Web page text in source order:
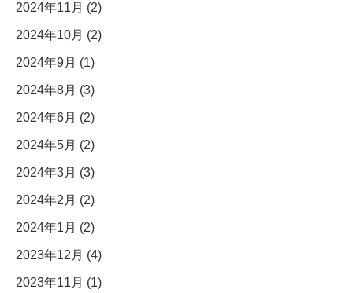
2024年11月 (2)
2024年10月 (2)
2024年9月 (1)
2024年8月 (3)
2024年6月 (2)
2024年5月 (2)
2024年3月 (3)
2024年2月 (2)
2024年1月 (2)
2023年12月 (4)
2023年11月 (1)